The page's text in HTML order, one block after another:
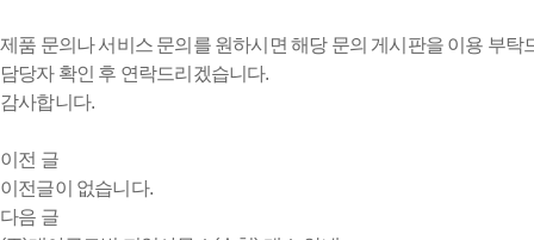
제품 문의나 서비스 문의를 원하시면 해당 문의 게시판을 이용 부탁
담당자 확인 후 연락드리겠습니다.
감사합니다.
이전 글
이전글이 없습니다.
다음 글